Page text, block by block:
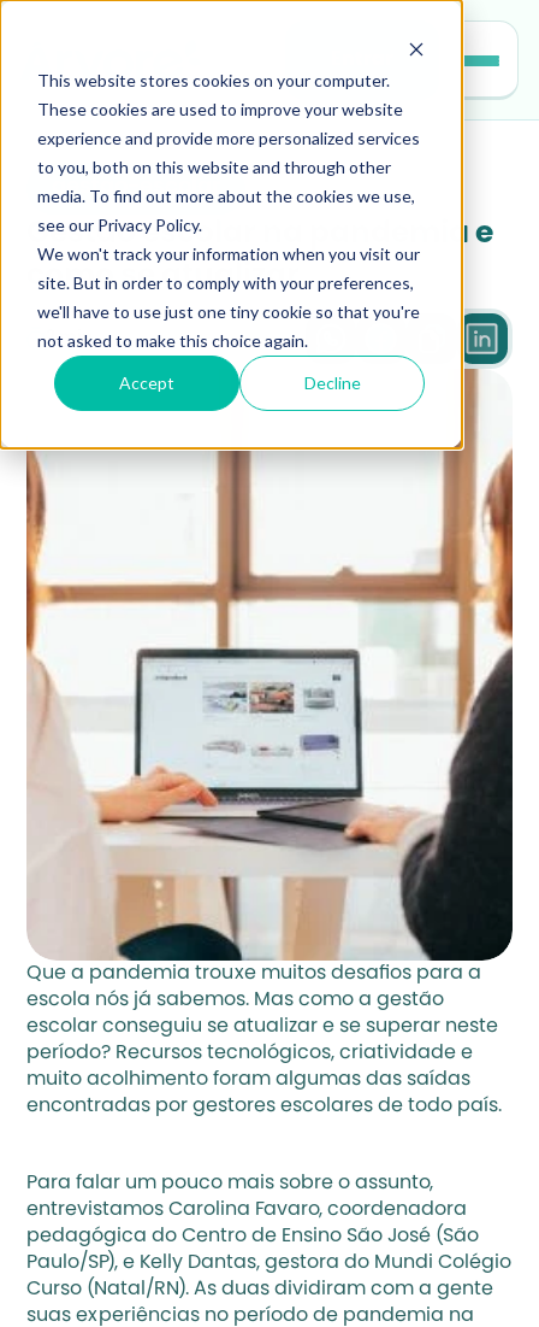
This website stores cookies on your computer.
These cookies are used to improve your website
experience and provide more personalized services
to you, both on this website and through other
media. To find out more about the cookies we use,
see our Privacy Policy.
We won't track your information when you visit our
site. But in order to comply with your preferences,
we'll have to use just one tiny cookie so that you're
not asked to make this choice again.
Accept Decline
gestao-escolar
Gestão escolar na pandemia e
como se atualizar
2 min
Que a pandemia trouxe muitos desafios para a
escola nós já sabemos. Mas como a gestão
escolar conseguiu se atualizar e se superar neste
período? Recursos tecnológicos, criatividade e
muito acolhimento foram algumas das saídas
encontradas por gestores escolares de todo país.
Para falar um pouco mais sobre o assunto,
entrevistamos Carolina Favaro, coordenadora
pedagógica do Centro de Ensino São José (São
Paulo/SP), e Kelly Dantas, gestora do Mundi Colégio
Curso (Natal/RN). As duas dividiram com a gente
suas experiências no período de pandemia na